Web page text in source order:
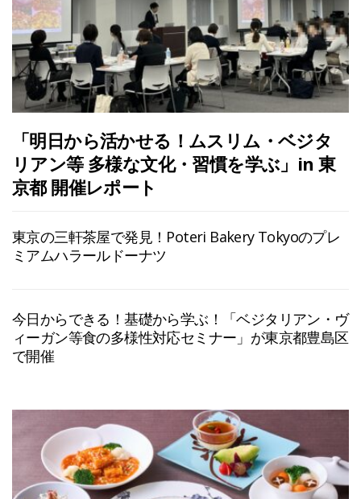
「明日から活かせる！ムスリム・ベジタ
リアン等 多様な文化・習慣を学ぶ」in 東
京都 開催レポート
東京の三軒茶屋で発見！Poteri Bakery Tokyoのプレ
ミアムハラールドーナツ
今日からできる！基礎から学ぶ！「ベジタリアン・ヴ
ィーガン等食の多様性対応セミナー」が東京都豊島区
で開催